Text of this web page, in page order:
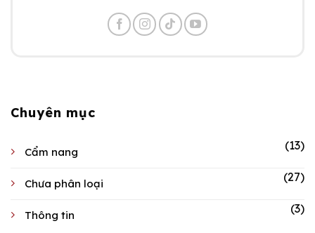
Chuyên mục
Cẩm nang (13)
Chưa phân loại (27)
Thông tin (3)